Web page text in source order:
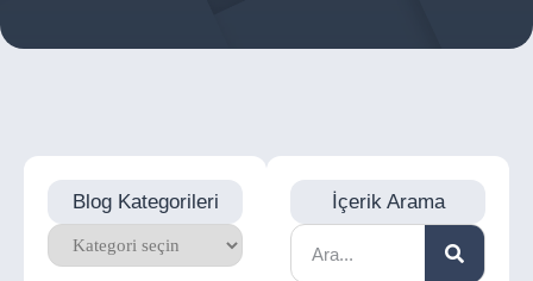
Blog Kategorileri İçerik Arama